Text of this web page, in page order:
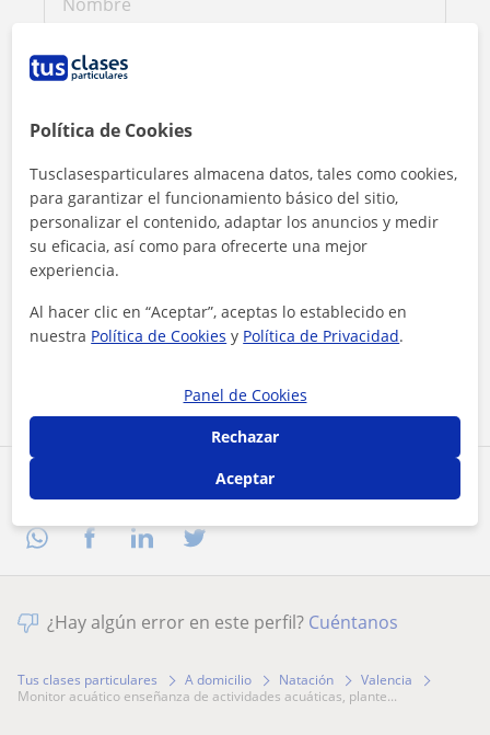
Comparte a este profesor
Al hacer clic, aceptas nuestroaviso legaly deprivacidad
¿Hay algún error en este perfil? Cuéntanos
Tus clases particulares A domicilio Natación
Valencia
monitor acuático enseñanza de actividades acuáticas, plante...
Política de Cookies
Tusclasesparticulares almacena datos, tales como cookies,
para garantizar el funcionamiento básico del sitio,
personalizar el contenido, adaptar los anuncios y medir
su eficacia, así como para ofrecerte una mejor
experiencia.
Al hacer clic en “Aceptar”, aceptas lo establecido en
nuestra Política de Cookies y Política de Privacidad.
Panel de Cookies
Rechazar
Aceptar